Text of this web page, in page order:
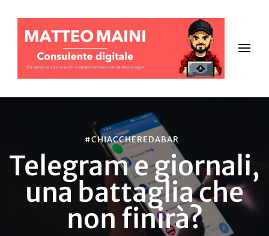
#CHIACCHEREDABAR
Telegram e giornali,
una battaglia che
non finirà?